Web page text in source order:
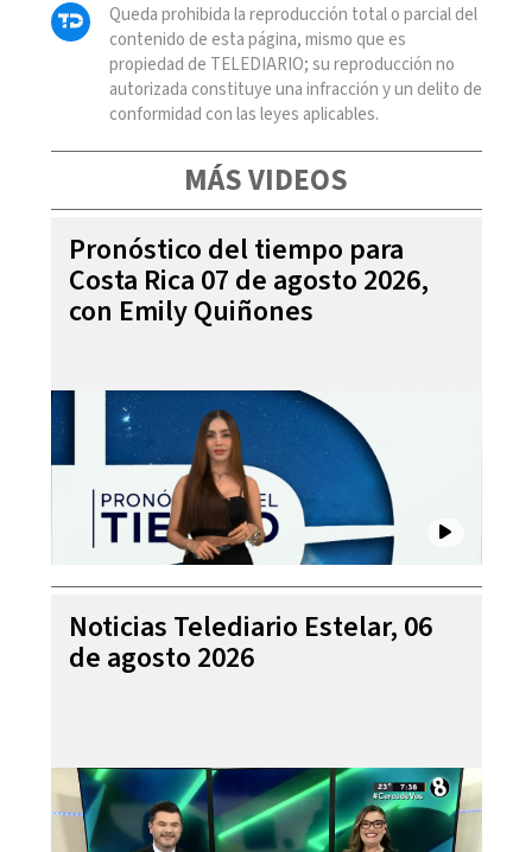
Queda prohibida la reproducción total o parcial del
contenido de esta página, mismo que es
propiedad de TELEDIARIO; su reproducción no
autorizada constituye una infracción y un delito de
conformidad con las leyes aplicables.
MÁS VIDEOS
Pronóstico del tiempo para
Costa Rica 07 de agosto 2026,
con Emily Quiñones
Noticias Telediario Estelar, 06
de agosto 2026